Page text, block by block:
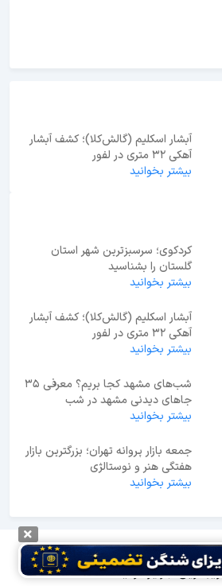
آبشار اسکلیم (گالش‌کلا)؛ کشف آبشار
آهکی ۳۲ متری در لفور
بیشتر بخوانید
کردکوی؛ سرسبزترین شهر استان
گلستان را بشناسید
بیشتر بخوانید
آبشار اسکلیم (گالش‌کلا)؛ کشف آبشار
آهکی ۳۲ متری در لفور
بیشتر بخوانید
شب‌های مشهد کجا بریم؟ معرفی 35
جاهای دیدنی مشهد در شب
بیشتر بخوانید
جمعه بازار پروانه تهران؛ بزرگترین بازار
هفتگی هنر و نوستالژی
بیشتر بخوانید
وبلاگ
راهنمای گردشگری
زیباترین جزایر ترکیه